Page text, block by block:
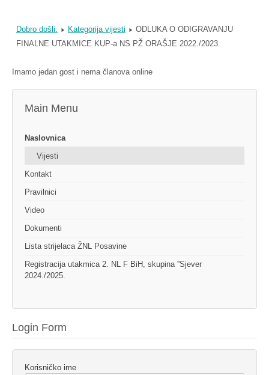
Dobro došli. Kategorija vijesti
ODLUKA O ODIGRAVANJU
FINALNE UTAKMICE KUP-a NS PŽ ORAŠJE 2022./2023.
Imamo jedan gost i nema članova online
Main Menu
Naslovnica
Vijesti
Kontakt
Pravilnici
Video
Dokumenti
Lista strijelaca ŽNL Posavine
Registracija utakmica 2. NL F BiH, skupina ''Sjever
2024./2025.
Login Form
Korisničko ime